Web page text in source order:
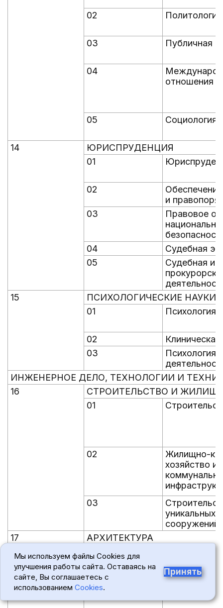
02 Политология
03 Публичная
04
отношения
05 Социология
14
ЮРИСПРУДЕНЦИЯ
01
02
и
03
Правовое
04
Судебная
05
Судебная и
15
ПСИХОЛОГИЧЕСКИЕ НАУКИ
01
Психология
02
03
Психология
ИНЖЕНЕРНОЕ ДЕЛО, ТЕХНОЛОГИИ И
16
СТРОИТЕЛЬСТВО И
01
02
Жилищно-
хозяйство и
03
уникальных
сооружений
17
АРХИТЕКТУРА
02
Мы используем файлы Cookies для
улучшения работы сайта. Оставаясь на
сайте, Вы соглашаетесь с
использованием Cookies.
Принять